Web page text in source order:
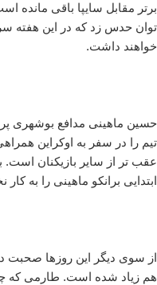
برتر مقابل سایپا باقی مانده
خواهند داشت.
حسین ماهینی مدافع بوشهری
تیم را در سفر به اوکراین
ابتدایی برانکو ماهینی را به
از سوی دیگر این روزها صحبت
هم زیاد شده است. طارمی که